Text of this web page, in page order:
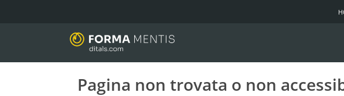
Pagina non trovata o non